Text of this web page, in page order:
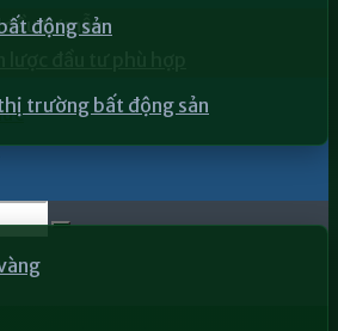
động sản
trường bất động sản
tư mẫu